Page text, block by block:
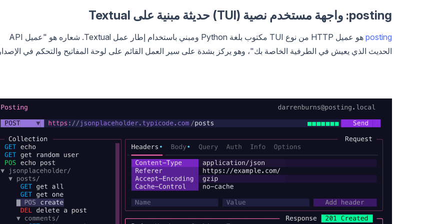
posting: واجهة مستخدم نصية (TUI) حديثة مبنية على Textual
posting
هو عميل HTTP من نوع TUI مكتوب بلغة Python ومبني باستخدام إطار عمل Textual. شعاره هو "عميل API
الحديث الذي يعيش في الطرفية الخاصة بك"، وهو يركز بشدة على سير العمل القائم على لوحة المفاتيح والتحكم في